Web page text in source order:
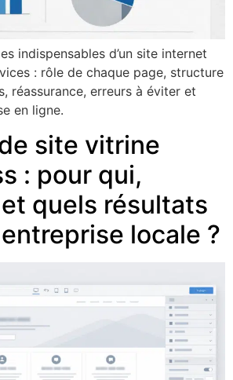
indispensables d’un site internet
: rôle de chaque page, structure
réassurance, erreurs à éviter et
en ligne.
site vitrine
: pour qui,
quels résultats
locale ?